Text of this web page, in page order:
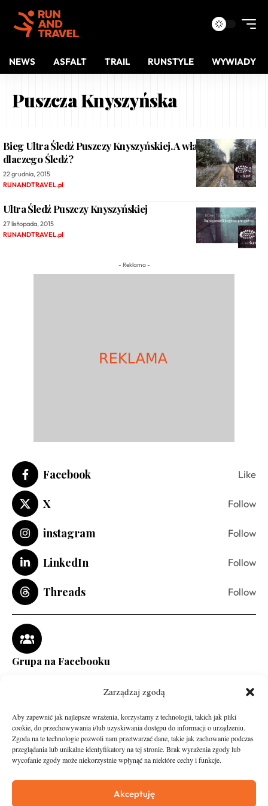
Zarządzaj zgodą
Aby zapewnić jak najlepsze wrażenia, korzystamy z technologii, takich jak pliki
cookie, do przechowywania i/lub uzyskiwania dostępu do informacji o urządzeniu.
Zgoda na te technologie pozwoli nam przetwarzać dane, takie jak zachowanie podczas
przeglądania lub unikalne identyfikatory na tej stronie. Brak wyrażenia zgody lub
wycofanie zgody może niekorzystnie wpłynąć na niektóre cechy i funkcje.
Akceptuję
NEWS ASFALT TRAIL RUNSTYLE WYWIADY
Puszcza Knyszyńska
Bieg Ultra Śledź Puszczy Knyszyńskiej. A właściwie,
dlaczego Śledź?
22 grudnia, 2015
RUNANDTRAVEL.pl
Ultra Śledź Puszczy Knyszyńskiej
27 listopada, 2015
RUNANDTRAVEL.pl
- Reklama -
Facebook Like
X Follow
instagram Follow
LinkedIn Follow
Threads Follow
Grupa na Facebooku
O nas